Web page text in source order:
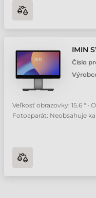
IMIN
Číslo
Veľkosť obrazovky: 15.6 " •
Fotoaparát: Neobsahuje